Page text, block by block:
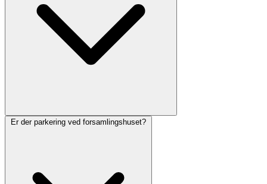
Er der parkering ved forsamlingshuset?